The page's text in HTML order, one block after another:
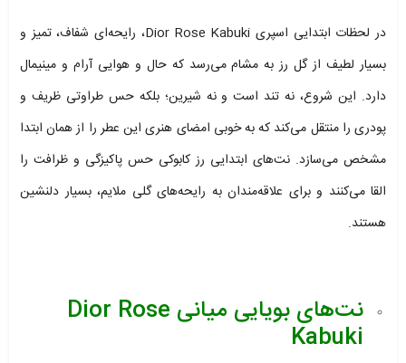
در لحظات ابتدایی اسپری Dior Rose Kabuki، رایحه‌ای شفاف، تمیز و
بسیار لطیف از گل رز به مشام می‌رسد که حال‌ و هوایی آرام و مینیمال
دارد. این شروع، نه تند است و نه شیرین؛ بلکه حس طراوتی ظریف و
پودری را منتقل می‌کند که به‌ خوبی امضای هنری این عطر را از همان ابتدا
مشخص می‌سازد. نت‌های ابتدایی رز کابوکی حس پاکیزگی و ظرافت را
القا می‌کنند و برای علاقه‌مندان به رایحه‌های گلی ملایم، بسیار دلنشین
هستند.
نت‌های بویایی میانی Dior Rose
Kabuki